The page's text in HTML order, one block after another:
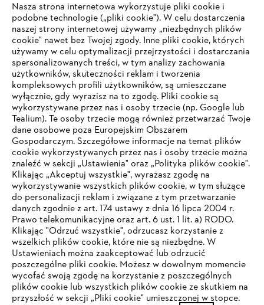
Firma
STIHL FAQ
Serwis
Polityka prywatności Wskazówki prawne Cookies
Informacje prawne
"ANDREAS STIHL" SP. Z O.O. z siedzibą w Sadach, 62-080 Tarnowo
Podgórne
TWOJA PRZEGLĄDARKA NIE JEST
OBSŁUGIWANA
Korzystasz z przeglądarki, której jeszcze nie obsługujemy. W
celu optymalnego korzystania z naszej strony zalecamy
Nasza strona internetowa wykorzystuje pliki cookie i
podobne technologie („pliki cookie"). W celu dostarczenia
naszej strony internetowej używamy „niezbędnych plików
cookie" nawet bez Twojej zgody. Inne pliki cookie, których
używamy w celu optymalizacji przejrzystości i dostarczania
spersonalizowanych treści, w tym analizy zachowania
użytkowników, skuteczności reklam i tworzenia
kompleksowych profili użytkowników, są umieszczane
wyłącznie, gdy wyrazisz na to zgodę. Pliki cookie są
wykorzystywane przez nas i osoby trzecie (np. Google lub
Tealium). Te osoby trzecie mogą również przetwarzać Twoje
dane osobowe poza Europejskim Obszarem
Gospodarczym. Szczegółowe informacje na temat plików
cookie wykorzystywanych przez nas i osoby trzecie można
znaleźć w sekcji „Ustawienia" oraz „Polityka plików cookie".
Klikając „Akceptuj wszystkie", wyrażasz zgodę na
wykorzystywanie wszystkich plików cookie, w tym służące
do personalizacji reklam i związane z tym przetwarzanie
danych zgodnie z art. 174 ustawy z dnia 16 lipca 2004 r.
Prawo telekomunikacyjne oraz art. 6 ust. 1 lit. a) RODO.
Klikając "Odrzuć wszystkie", odrzucasz korzystanie z
wszelkich plików cookie, które nie są niezbędne. W
Ustawieniach można zaakceptować lub odrzucić
poszczególne pliki cookie. Możesz w dowolnym momencie
wycofać swoją zgodę na korzystanie z poszczególnych
plików cookie lub wszystkich plików cookie ze skutkiem na
przyszłość w sekcji „Pliki cookie" umieszczonej w stopce.